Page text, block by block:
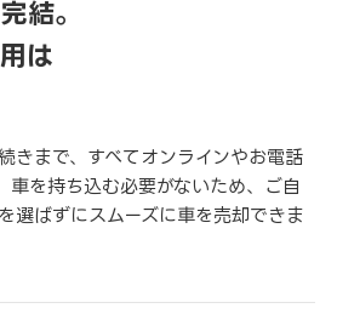
完結。
は
きまで、すべてオンラインやお電話
車を持ち込む必要がないため、ご自
選ばずにスムーズに車を売却できま